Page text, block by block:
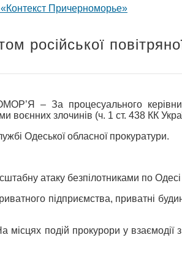
російської
За процесуального
воєнних злочинів (ч. 1 ст. 438 КК
Одеської обласної прокуратури.
атаку безпілотниками по
підприємства, приватні
подій прокурори у